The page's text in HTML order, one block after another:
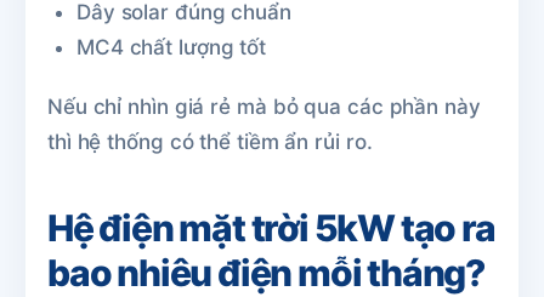
Dây solar đúng chuẩn
MC4 chất lượng tốt
Nếu chỉ nhìn giá rẻ mà bỏ qua các phần này
thì hệ thống có thể tiềm ẩn rủi ro.
Hệ điện mặt trời 5kW tạo ra
bao nhiêu điện mỗi tháng?